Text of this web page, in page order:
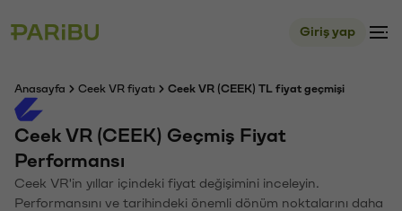
Giriş yap
Anasayfa Ceek VR fiyatı Ceek VR (CEEK) TL fiyat geçmişi
Ceek VR (CEEK) Geçmiş Fiyat
Performansı
Ceek VR'in yıllar içindeki fiyat değişimini inceleyin.
Performansını ve tarihindeki önemli dönüm noktalarını daha